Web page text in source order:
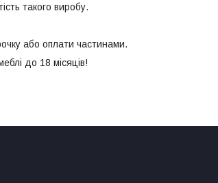
такого виробу.
або оплати частинами.
до 18 місяців!